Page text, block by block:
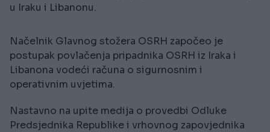
u Iraku i Libanonu.
Načelnik Glavnog stožera OSRH započeo je
postupak povlačenja pripadnika OSRH iz Iraka i
Libanona vodeći računa o sigurnosnim i
operativnim uvjetima.
Nastavno na upite medija o provedbi Odluke
Predsjednika Republike i vrhovnog zapovjednika